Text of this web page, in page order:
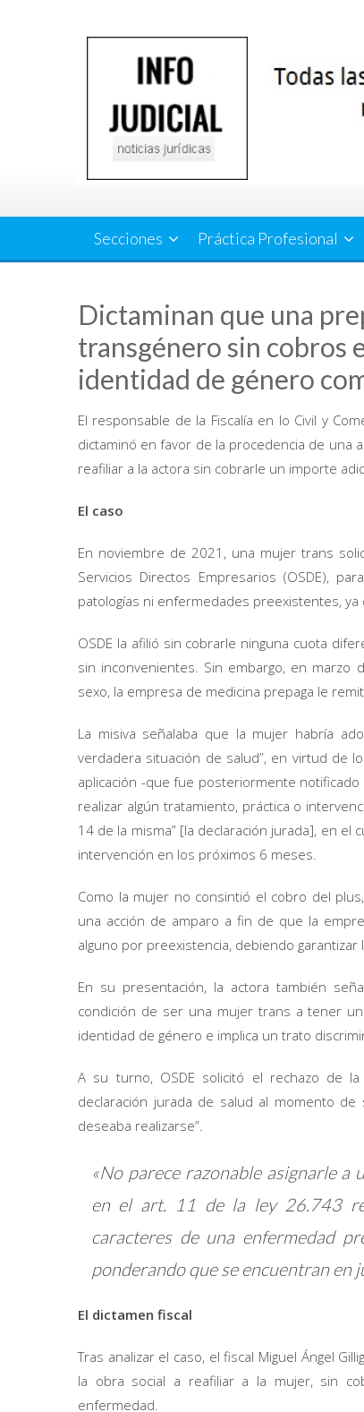
Secciones Práctica Profesional
Dictaminan que una
transgénero sin cobros
identidad de género
El responsable de la Fiscalía en lo Civil y
dictaminó en favor de la procedencia de una
reafiliar a la actora sin cobrarle un importe
El caso
En noviembre de 2021, una mujer trans
Servicios Directos Empresarios (OSDE),
patologías ni enfermedades preexistentes,
OSDE la afilió sin cobrarle ninguna cuota
sin inconvenientes. Sin embargo, en marzo
sexo, la empresa de medicina prepaga le
La misiva señalaba que la mujer habría
verdadera situación de salud”, en virtud de
aplicación -que fue posteriormente
realizar algún tratamiento, práctica o
14 de la misma” [la declaración jurada], en el
intervención en los próximos 6 meses.
Como la mujer no consintió el cobro del
una acción de amparo a fin de que la
alguno por preexistencia, debiendo
En su presentación, la actora también
condición de ser una mujer trans a tener
identidad de género e implica un trato
A su turno, OSDE solicitó el rechazo de
declaración jurada de salud al momento
deseaba realizarse”.
«No parece razonable asignarle a
en el art. 11 de la ley 26.743
caracteres de una enfermedad
ponderando que se encuentran en
El dictamen fiscal
Tras analizar el caso, el fiscal Miguel Ángel
la obra social a reafiliar a la mujer, sin
enfermedad.